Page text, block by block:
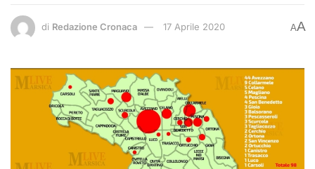
di Redazione Cronaca 17 Aprile 2020 AA